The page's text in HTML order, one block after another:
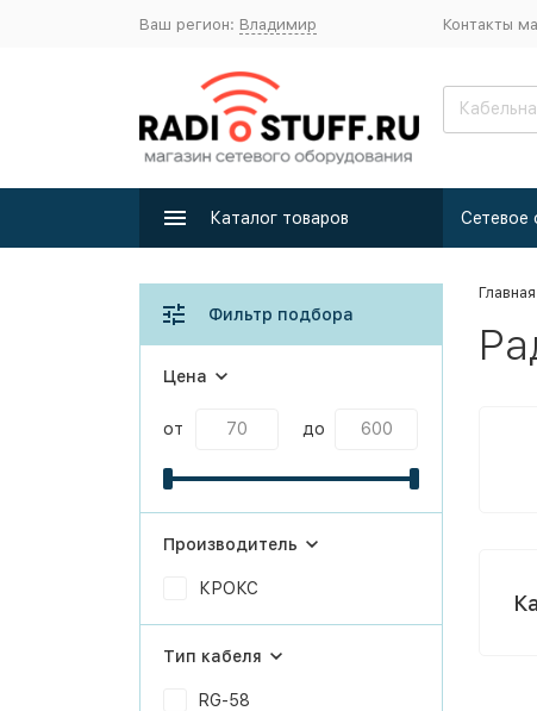
Ваш регион: Владимир Контакты
Каталог товаров
Главная
Фильтр подбора
Цена
от до
Производитель
КРОКС
Тип кабеля
RG-58